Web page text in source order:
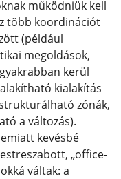
működniük kell
több koordinációt
(például
megoldások,
kerül
kialakítás
zónák,
a változás).
kevésbé
„office-
váltak: a